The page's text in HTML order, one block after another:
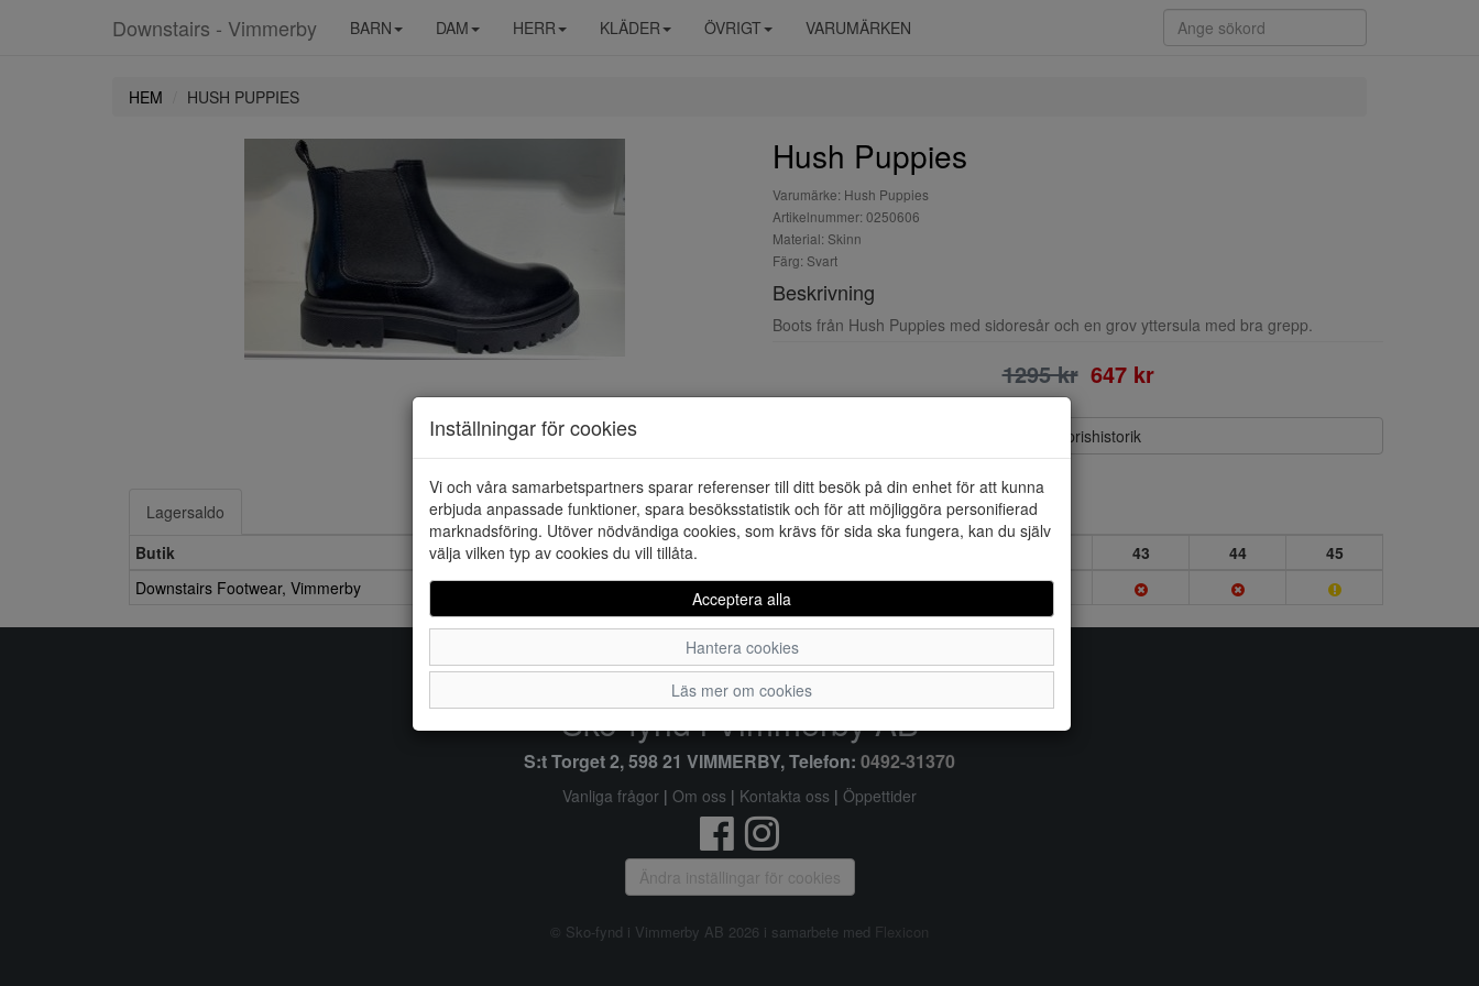
Downstairs - Vimmerby BARN DAM HERR KLÄDER ÖVRIGT VARUMÄRKEN
HEM HUSH PUPPIES
Hush Puppies
Varumärke: Hush Puppies
Artikelnummer: 0250606
Material: Skinn
Färg: Svart
Beskrivning
Boots från Hush Puppies med sidoresår och en grov yttersula med bra grepp.
1295 kr 647 kr
Visa prishistorik
Lagersaldo
Butik
43 44
45
Downstairs Footwear, Vimmerby
Inställningar för cookies
Vi och våra samarbetspartners sparar referenser till ditt besök på din enhet för att kunna
erbjuda anpassade funktioner, spara besöksstatistik och för att möjliggöra personifierad
marknadsföring. Utöver nödvändiga cookies, som krävs för sida ska fungera, kan du själv
välja vilken typ av cookies du vill tillåta.
Acceptera alla
Hantera cookies
Läs mer om cookies
Sko-fynd i Vimmerby AB
S:t Torget 2, 598 21 VIMMERBY, Telefon: 0492-31370
Vanliga frågor | Om oss | Kontakta oss | Öppettider
Ändra inställingar för cookies
© Sko-fynd i Vimmerby AB 2026 i samarbete med Flexicon